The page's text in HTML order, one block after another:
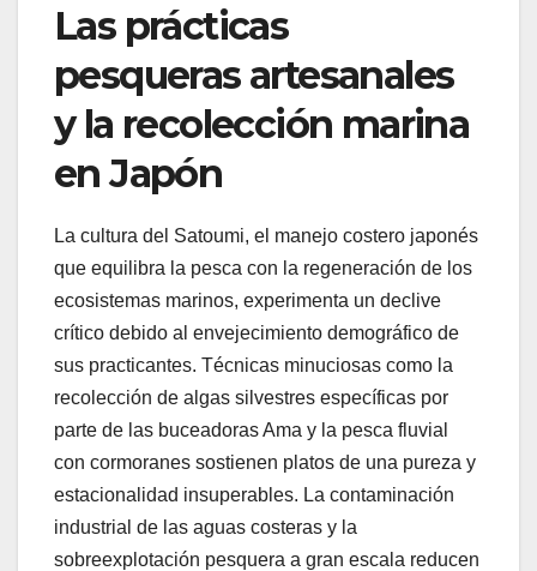
Las prácticas
pesqueras artesanales
y la recolección marina
en Japón
La cultura del Satoumi, el manejo costero japonés
que equilibra la pesca con la regeneración de los
ecosistemas marinos, experimenta un declive
crítico debido al envejecimiento demográfico de
sus practicantes. Técnicas minuciosas como la
recolección de algas silvestres específicas por
parte de las buceadoras Ama y la pesca fluvial
con cormoranes sostienen platos de una pureza y
estacionalidad insuperables. La contaminación
industrial de las aguas costeras y la
sobreexplotación pesquera a gran escala reducen